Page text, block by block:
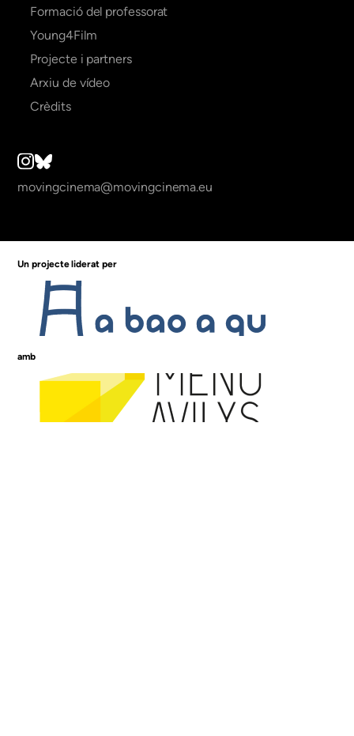
Formació del professorat
Young4Film
Projecte i partners
Arxiu de vídeo
Crèdits
movingcinema@movingcinema.eu
Un projecte liderat per
amb